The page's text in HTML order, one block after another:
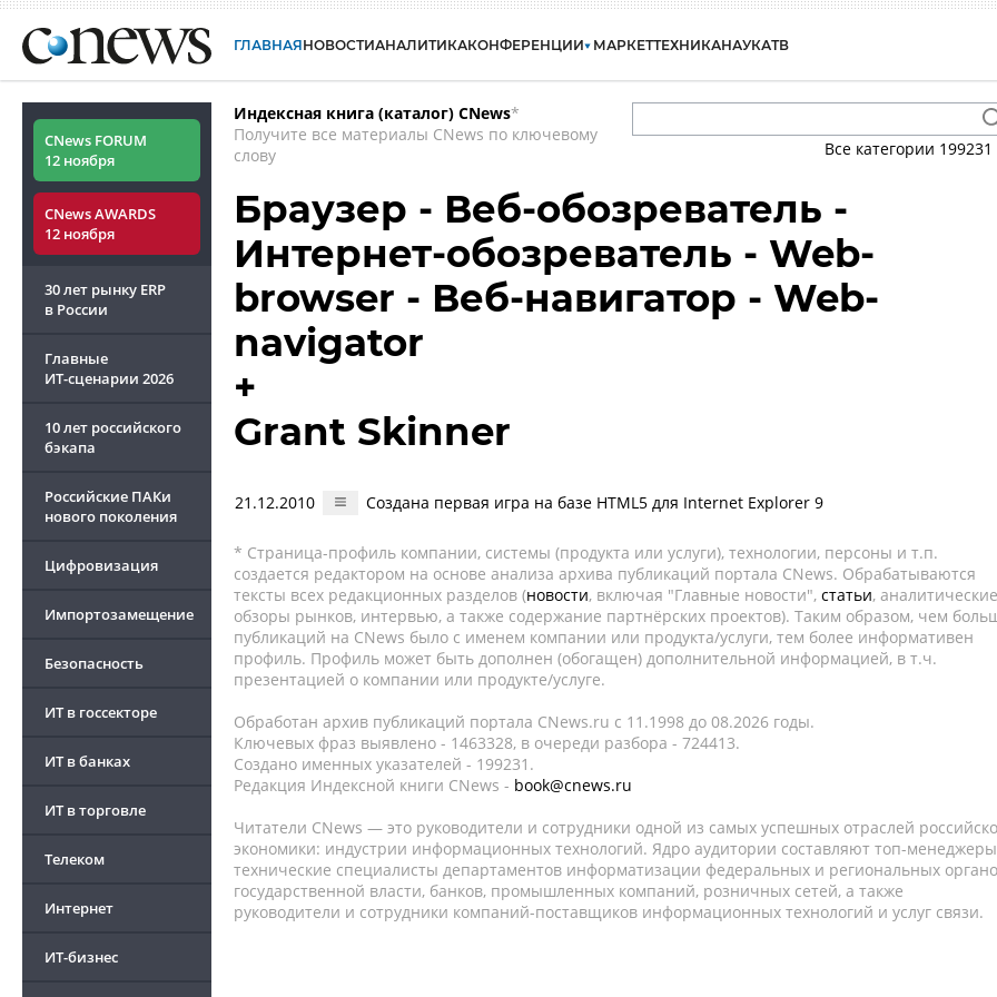
ГЛАВНАЯНОВОСТИАНАЛИТИКАКОНФЕРЕНЦИИ МАРКЕТТЕХНИКАНАУКАТВ
CNews FORUM
12 ноября
CNews AWARDS
12 ноября
30 лет рынку ERP
в России
Главные
ИТ-сценарии 2026
10 лет российского
бэкапа
Российские ПАКи
нового поколения
Цифровизация
Импортозамещение
Безопасность
ИТ в госсекторе
ИТ в банках
ИТ в торговле
Телеком
Интернет
ИТ-бизнес
Индексная книга (каталог) CNews*
Получите все материалы CNews по ключевому
слову
Все категории 199231
Браузер - Веб-обозреватель -
Интернет-обозреватель - Web-
browser - Веб-навигатор - Web-
navigator
+
Grant Skinner
21.12.2010 Создана первая игра на базе HTML5 для Internet Explorer 9
* Страница-профиль компании, системы (продукта или услуги), технологии, персоны и т.п.
создается редактором на основе анализа архива публикаций портала CNews. Обрабатываются
тексты всех редакционных разделов (новости, включая "Главные новости", статьи, аналитические
обзоры рынков, интервью, а также содержание партнёрских проектов). Таким образом, чем
публикаций на CNews было с именем компании или продукта/услуги, тем более информативен
профиль. Профиль может быть дополнен (обогащен) дополнительной информацией, в т.ч.
презентацией о компании или продукте/услуге.
Обработан архив публикаций портала CNews.ru c 11.1998 до 08.2026 годы.
Ключевых фраз выявлено - 1463328, в очереди разбора - 724413.
Создано именных указателей - 199231.
Редакция Индексной книги CNews - book@cnews.ru
Читатели CNews — это руководители и сотрудники одной из самых успешных отраслей
экономики: индустрии информационных технологий. Ядро аудитории составляют топ-
технические специалисты департаментов информатизации федеральных и региональных
государственной власти, банков, промышленных компаний, розничных сетей, а также
руководители и сотрудники компаний-поставщиков информационных технологий и услуг связи.